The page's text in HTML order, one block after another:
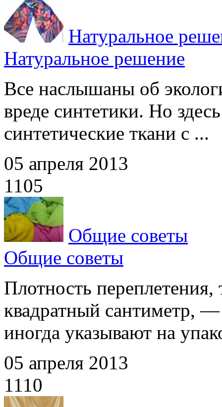
Натуральное
Натуральное решение
Все наслышаны об
вреде синтетики. Но
синтетические ткани с ...
05 апреля 2013
1105
Общие советы
Общие советы
Плотность переплетения,
квадратный сантиметр,
иногда указывают на
05 апреля 2013
1110